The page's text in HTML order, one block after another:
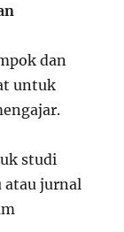
dan
untuk
studi
atau jurnal